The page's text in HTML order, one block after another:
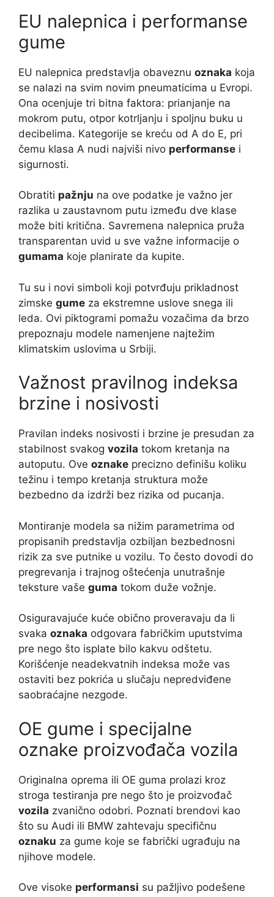
EU nalepnica i performanse
gume
EU nalepnica predstavlja obaveznu oznaka koja
se nalazi na svim novim pneumaticima u Evropi.
Ona ocenjuje tri bitna faktora: prianjanje na
mokrom putu, otpor kotrljanju i spoljnu buku u
decibelima. Kategorije se kreću od A do E, pri
čemu klasa A nudi najviši nivo performanse i
sigurnosti.
Obratiti pažnju na ove podatke je važno jer
razlika u zaustavnom putu između dve klase
može biti kritična. Savremena nalepnica pruža
transparentan uvid u sve važne informacije o
gumama koje planirate da kupite.
Tu su i novi simboli koji potvrđuju prikladnost
zimske gume za ekstremne uslove snega ili
leda. Ovi piktogrami pomažu vozačima da brzo
prepoznaju modele namenjene najtežim
klimatskim uslovima u Srbiji.
Važnost pravilnog indeksa
brzine i nosivosti
Pravilan indeks nosivosti i brzine je presudan za
stabilnost svakog vozila tokom kretanja na
autoputu. Ove oznake precizno definišu koliku
težinu i tempo kretanja struktura može
bezbedno da izdrži bez rizika od pucanja.
Montiranje modela sa nižim parametrima od
propisanih predstavlja ozbiljan bezbednosni
rizik za sve putnike u vozilu. To često dovodi do
pregrevanja i trajnog oštećenja unutrašnje
teksture vaše guma tokom duže vožnje.
Osiguravajuće kuće obično proveravaju da li
svaka oznaka odgovara fabričkim uputstvima
pre nego što isplate bilo kakvu odštetu.
Korišćenje neadekvatnih indeksa može vas
ostaviti bez pokrića u slučaju nepredviđene
saobraćajne nezgode.
OE gume i specijalne
oznake proizvođača vozila
Originalna oprema ili OE guma prolazi kroz
stroga testiranja pre nego što je proizvođač
vozila zvanično odobri. Poznati brendovi kao
što su Audi ili BMW zahtevaju specifičnu
oznaku za gume koje se fabrički ugrađuju na
njihove modele.
Ove visoke performansi su pažljivo podešene